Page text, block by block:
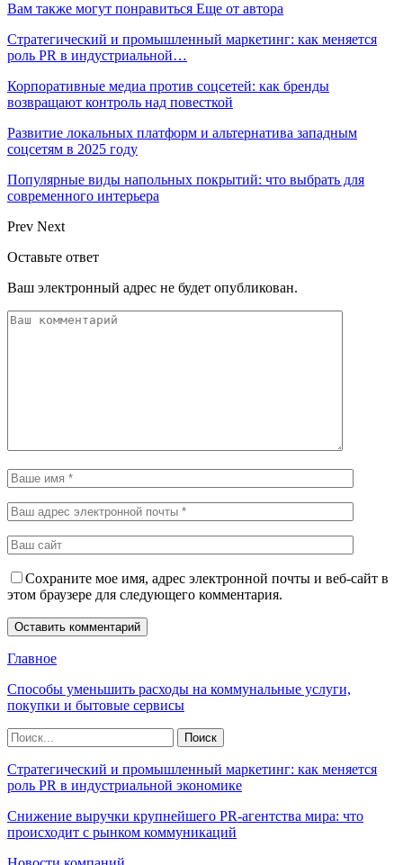
Вам также могут понравиться Еще от автора
Стратегический и промышленный маркетинг: как меняется
роль PR в индустриальной…
Корпоративные медиа против соцсетей: как бренды
возвращают контроль над повесткой
Развитие локальных платформ и альтернатива западным
соцсетям в 2025 году
Популярные виды напольных покрытий: что выбрать для
современного интерьера
Prev Next
Оставьте ответ
Ваш электронный адрес не будет опубликован.
Сохраните мое имя, адрес электронной почты и веб-сайт в
этом браузере для следующего комментария.
Главное
Способы уменьшить расходы на коммунальные услуги,
покупки и бытовые сервисы
Стратегический и промышленный маркетинг: как меняется
роль PR в индустриальной экономике
Снижение выручки крупнейшего PR-агентства мира: что
происходит с рынком коммуникаций